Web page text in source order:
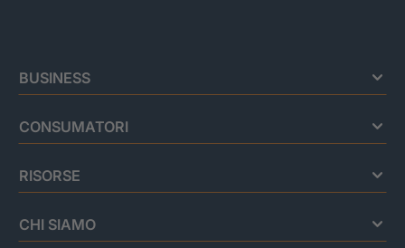
BUSINESS
CONSUMATORI
RISORSE
CHI SIAMO